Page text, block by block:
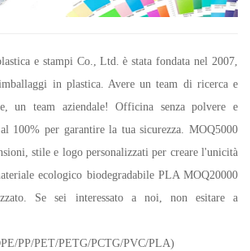
e stampi Co., Ltd. è stata fondata nel 2007,
in plastica. Avere un team di ricerca e
un team aziendale! Officina senza polvere e
100% per garantire la tua sicurezza. MOQ5000
stile e logo personalizzati per creare l'unicità
ecologico biodegradabile PLA MOQ20000
Se sei interessato a noi, non esitare a
PP/PET/PETG/PCTG/PVC/PLA)